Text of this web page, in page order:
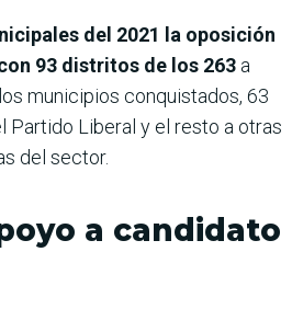
del 2021 la oposición
93 distritos de los 263 a
municipios conquistados, 63
Partido Liberal y el resto a otras
del sector.
a candidato